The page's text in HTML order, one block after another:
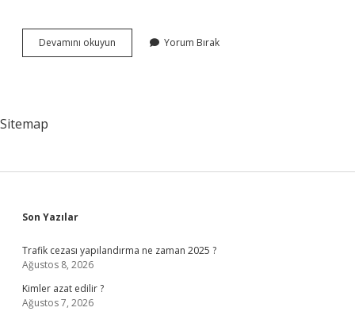
Devamını okuyun
Ml
Yorum Bırak
Sitemap
Sidebar
Son Yazılar
Trafik cezası yapılandırma ne zaman 2025 ?
Ağustos 8, 2026
Kimler azat edilir ?
Ağustos 7, 2026